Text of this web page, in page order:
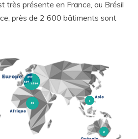
très présente en France, au Brésil
près de 2 600 bâtiments sont